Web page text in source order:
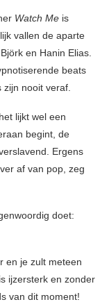
Watch Me is
vallen de aparte
en Hanin Elias.
beats
zijn nooit veraf.
lijkt wel een
begint, de
Ergens
af van pop, zeg
doet:
en je zult meteen
ijzersterk en zonder
van dit moment!